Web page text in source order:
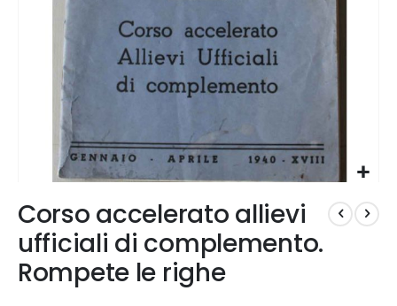
all'inizio
della
galleria
di
immagini
Corso accelerato allievi
ufficiali di complemento.
Rompete le righe